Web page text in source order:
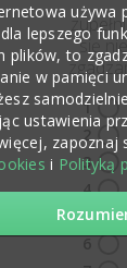
się nie
1
2
3
4
5
6
używa
lepszego
plików, to
w pamięci
ustawienia
zapoznaj
i Polityką